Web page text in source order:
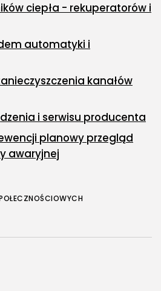
ciepła - rekuperatorów i
automatyki i
kanałów
i serwisu producenta
planowy przegląd
awaryjnej